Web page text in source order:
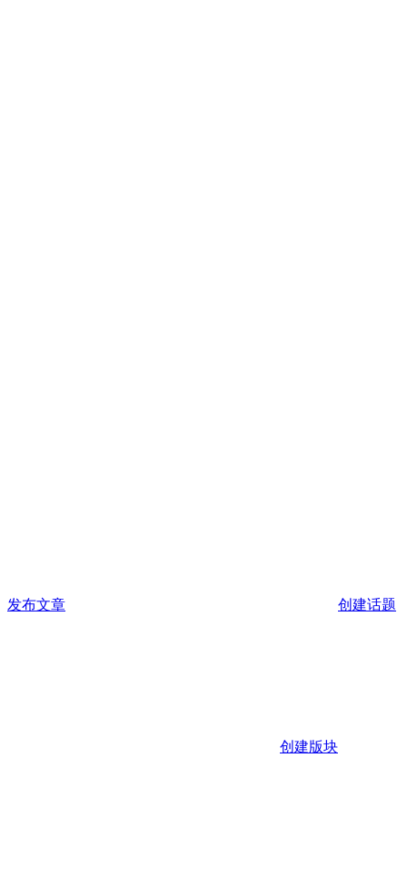
发布文章 创建话题
创建版块